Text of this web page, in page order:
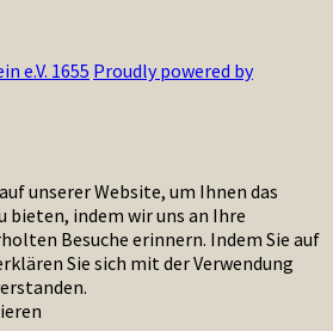
e.V. 1655 Proudly powered by
unserer Website, um Ihnen das
bieten, indem wir uns an Ihre
Besuche erinnern. Indem Sie auf
Sie sich mit der Verwendung